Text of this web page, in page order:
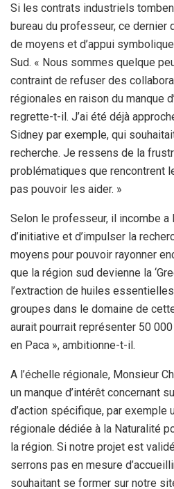
Si les contrats industriels
bureau du professeur, ce dernier
de moyens et d’appui
Sud. « Nous sommes quelque
contraint de refuser des
régionales en raison du manque
regrette-t-il. J’ai été déjà
Sidney par exemple, qui
recherche. Je ressens de la
problématiques que rencontrent
pas pouvoir les aider. »
Selon le professeur, il incombe a
d’initiative et d’impulser la
moyens pour pouvoir rayonner
que la région sud devienne la
l’extraction de huiles
groupes dans le domaine de
aurait pourrait représenter 50
en Paca », ambitionne-t-il.
A l’échelle régionale, Monsieur
un manque d’intérêt concernant
d’action spécifique, par exemple
régionale dédiée à la Naturalité
la région. Si notre projet est
serrons pas en mesure
souhaitant se former sur notre